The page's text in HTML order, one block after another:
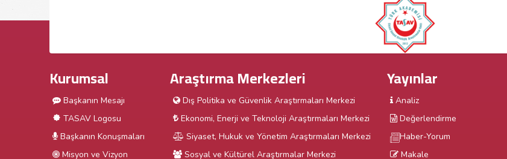
Kurumsal
Başkanın Mesajı
TASAV Logosu
Başkanın Konuşmaları
Misyon ve Vizyon
Araştırma Merkezleri
Dış Politika ve Güvenlik Araştırmaları Merkezi
Ekonomi, Enerji ve Teknoloji Araştırmaları Merkezi
Siyaset, Hukuk ve Yönetim Araştırmaları Merkezi
Sosyal ve Kültürel Araştırmalar Merkezi
Yayınlar
Analiz
Değerlendirme
Haber-Yorum
Makale